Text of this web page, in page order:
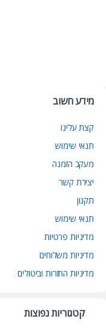
מידע חשוב
קצת עלינו
תנאי שימוש
מעקב הזמנה
יצירת קשר
תקנון
תנאי שימוש
מדיניות פרטיות
מדיניות משלוחים
מדיניות החזרות וביטולים
קטגוריות נפוצות